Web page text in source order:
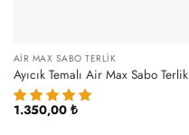
AIR MAX SABO TERLIK
Ayıcık Temalı Air Max Sabo Terlik
1.350,00 ₺